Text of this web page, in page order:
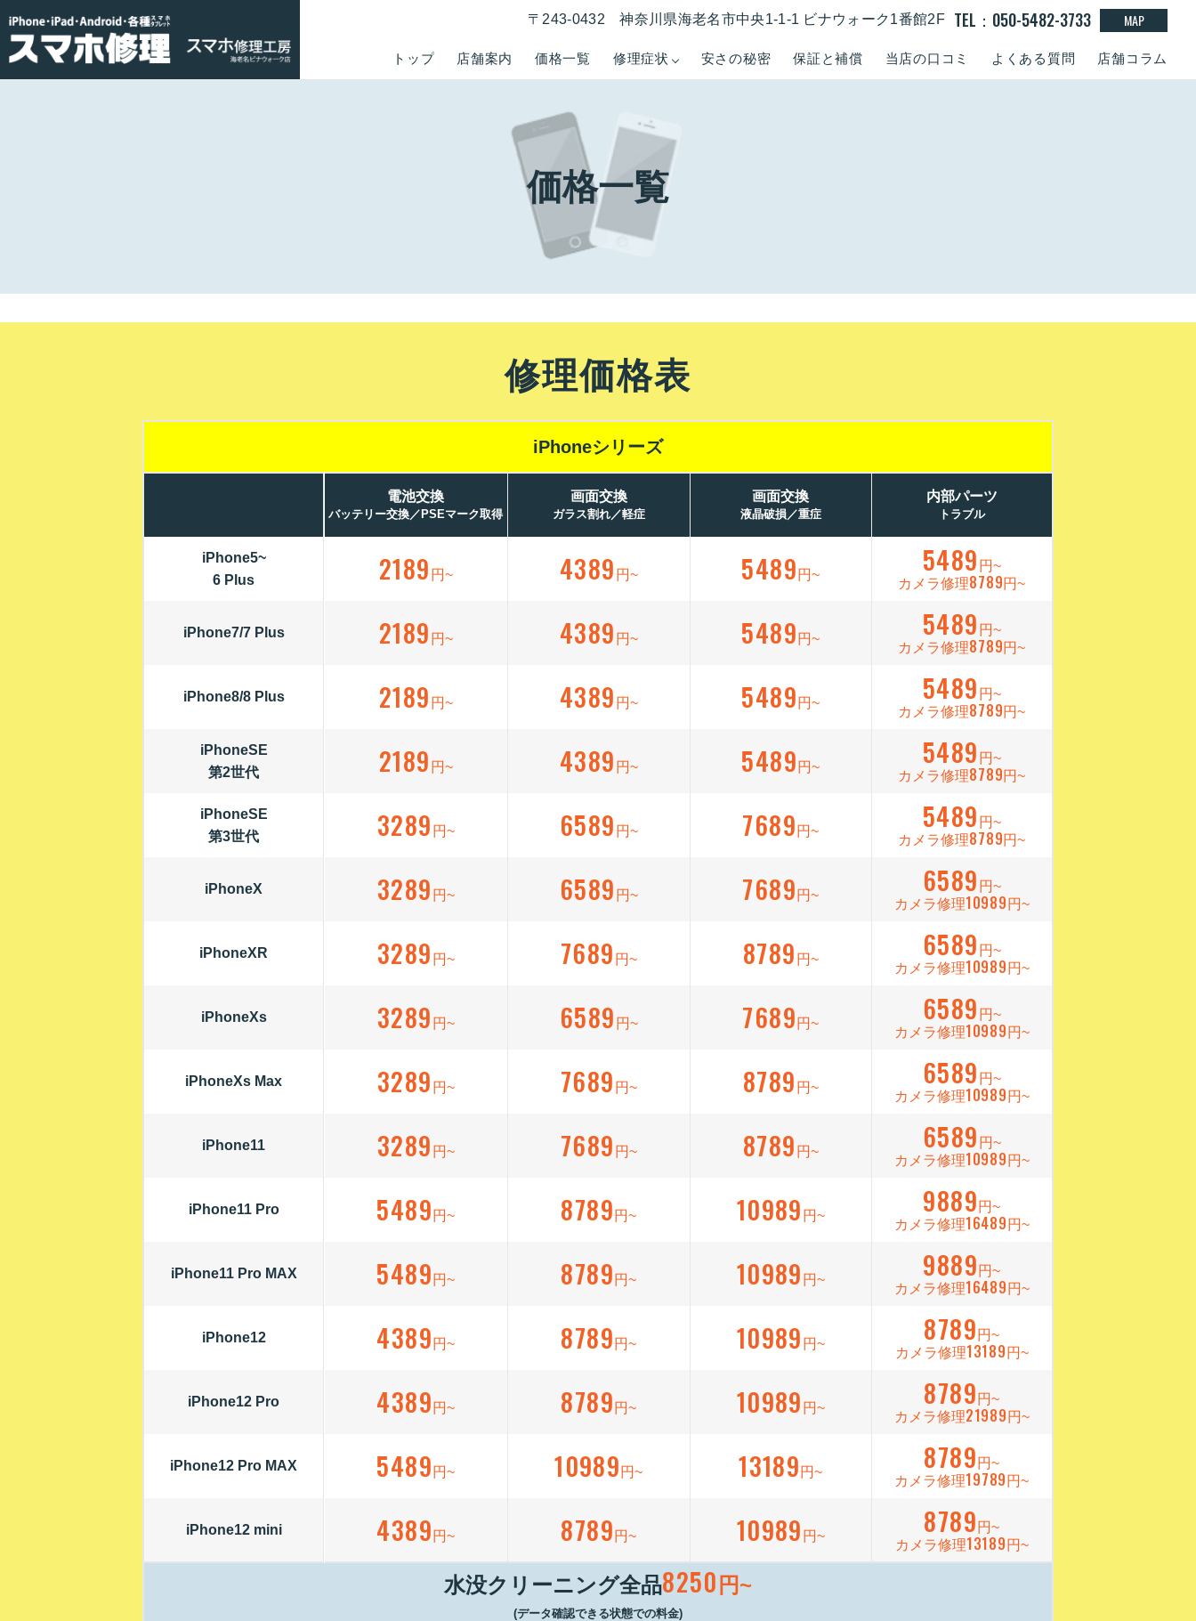
トップ 店舗案内 価格一覧 修理症状 安さの秘密 保証と補償 当店の口コミ よくある質問 店舗コラム
〒243-0432 神奈川県海老名市中央1-1-1 ビナウォーク1番館2F TEL：050-5482-3733 MAP
価格一覧
修理価格表
iPhoneシリーズ
iPhone5~
6 Plus
iPhone7/7 Plus
iPhone8/8 Plus
iPhoneSE
第2世代
iPhoneSE
第3世代
iPhoneX
iPhoneXR
iPhoneXs
iPhoneXs Max
iPhone11
iPhone11 Pro
iPhone11 Pro MAX
iPhone12
iPhone12 Pro
iPhone12 Pro MAX
iPhone12 mini
電池交換
バッテリー交換／PSEマーク取得
画面交換
ガラス割れ／軽症
画面交換
液晶破損／重症
内部パーツ
トラブル
2189 円~ 4389 円~ 5489 円~ 5489 円~
カメラ修理8789円~
2189 円~ 4389 円~ 5489 円~ 5489 円~
カメラ修理8789円~
2189 円~ 4389 円~ 5489 円~ 5489 円~
カメラ修理8789円~
2189 円~ 4389 円~ 5489 円~ 5489 円~
カメラ修理8789円~
3289 円~ 6589 円~ 7689 円~ 5489 円~
カメラ修理8789円~
3289 円~ 6589 円~ 7689 円~ 6589 円~
カメラ修理10989 円~
3289 円~ 7689 円~ 8789 円~ 6589 円~
カメラ修理10989 円~
3289 円~ 6589 円~ 7689 円~ 6589 円~
カメラ修理10989 円~
3289 円~ 7689 円~ 8789 円~ 6589 円~
カメラ修理10989 円~
3289 円~ 7689 円~ 8789 円~ 6589 円~
カメラ修理10989 円~
5489 円~ 8789 円~ 10989 円~ 9889 円~
カメラ修理16489 円~
5489 円~ 8789 円~ 10989 円~ 9889 円~
カメラ修理16489 円~
4389 円~ 8789 円~ 10989 円~ 8789 円~
カメラ修理13189 円~
4389 円~ 8789 円~ 10989 円~ 8789 円~
カメラ修理21989 円~
5489 円~ 10989 円~ 13189 円~ 8789 円~
カメラ修理19789 円~
4389 円~ 8789 円~ 10989 円~ 8789 円~
カメラ修理13189 円~
水没クリーニング全品8250 円~
(データ確認できる状態での料金)